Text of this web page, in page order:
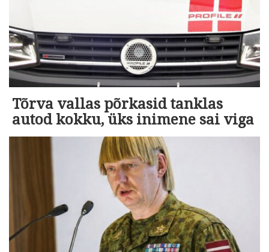
Tõrva vallas põrkasid tanklas
autod kokku, üks inimene sai viga